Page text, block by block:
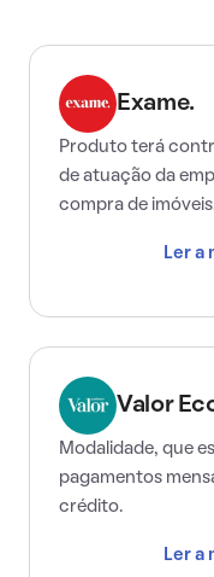
Exame.
Produto terá
de atuação da
compra de
Ler a
Valor
Modalidade, que
pagamentos
crédito.
Ler a